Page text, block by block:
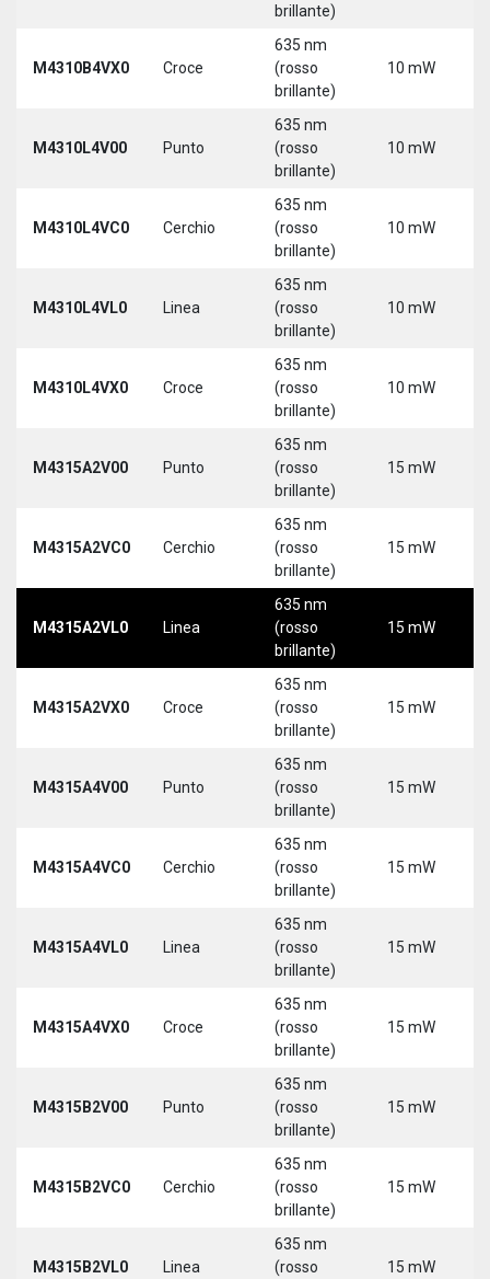
brillante)
M4310B4VX0 Croce
635 nm
(rosso
brillante)
10 mW
M4310L4V00 Punto
635 nm
(rosso
brillante)
10 mW
M4310L4VC0 Cerchio
635 nm
(rosso
brillante)
10 mW
M4310L4VL0 Linea
635 nm
(rosso
brillante)
10 mW
M4310L4VX0 Croce
635 nm
(rosso
brillante)
10 mW
M4315A2V00 Punto
635 nm
(rosso
brillante)
15 mW
M4315A2VC0 Cerchio
635 nm
(rosso
brillante)
15 mW
M4315A2VL0 Linea
635 nm
(rosso
brillante)
15 mW
M4315A2VX0 Croce
635 nm
(rosso
brillante)
15 mW
M4315A4V00 Punto
635 nm
(rosso
brillante)
15 mW
M4315A4VC0 Cerchio
635 nm
(rosso
brillante)
15 mW
M4315A4VL0 Linea
635 nm
(rosso
brillante)
15 mW
M4315A4VX0 Croce
635 nm
(rosso
brillante)
15 mW
M4315B2V00 Punto
635 nm
(rosso
brillante)
15 mW
M4315B2VC0 Cerchio
635 nm
(rosso
brillante)
15 mW
M4315B2VL0 Linea
635 nm
(rosso
15 mW